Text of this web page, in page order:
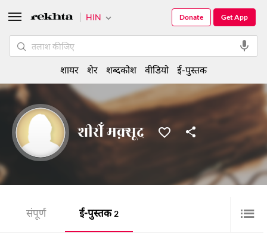
शीरीँ मक़्सूद
संपूर्ण ई-पुस्तक 2
HIN Get App
Donate
शायर शेर शब्दकोश वीडियो ई-पुस्तक